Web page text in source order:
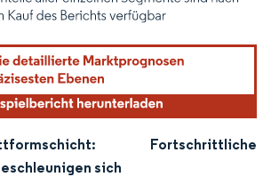
Wiederverwendung erfordert Namensnennung
Fortschrittliche
sich